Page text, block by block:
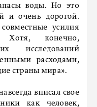
воды. Но это
и очень дорогой.
усилия
Хотя, конечно,
исследований
расходами,
страны мира».
вписал свое
как человек,